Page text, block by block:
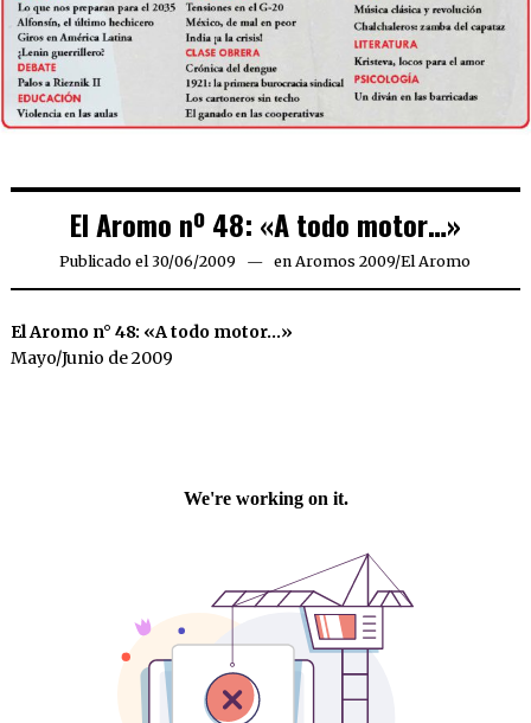
El Aromo nº 48: «A todo motor…»
Publicado el 30/06/2009 06/03/2019
en Aromos 2009/El Aromo
El Aromo n° 48: «A todo motor…»
Mayo/Junio de 2009